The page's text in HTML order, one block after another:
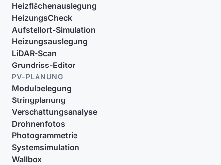
Heizflächenauslegung
HeizungsCheck
Aufstellort-Simulation
Heizungsauslegung
LiDAR-Scan
Grundriss-Editor
PV-PLANUNG
Modulbelegung
Stringplanung
Verschattungsanalyse
Drohnenfotos
Photogrammetrie
Systemsimulation
Wallbox